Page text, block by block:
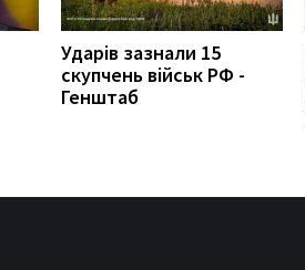
Ударів зазнали 15
скупчень військ РФ -
Генштаб